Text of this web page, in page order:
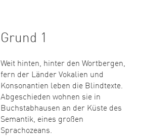
Grund 1
Weit hinten, hinter den Wortbergen,
fern der Länder Vokalien und
Konsonantien leben die Blindtexte.
Abgeschieden wohnen sie in
Buchstabhausen an der Küste des
Semantik, eines großen
Sprachozeans.